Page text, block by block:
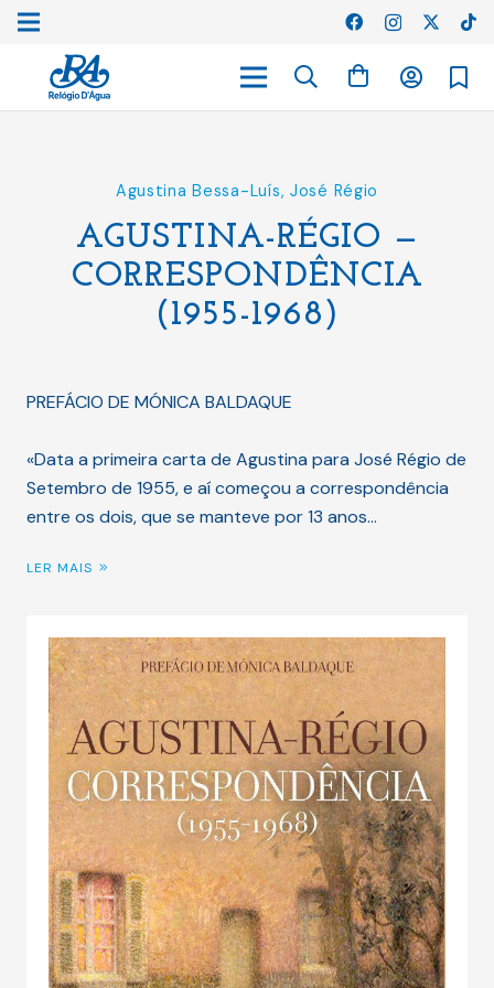
Agustina Bessa-Luís, José Régio
AGUSTINA-RÉGIO —
CORRESPONDÊNCIA
(1955-1968)
PREFÁCIO DE MÓNICA BALDAQUE
«Data a primeira carta de Agustina para José Régio de
Setembro de 1955, e aí começou a correspondência
entre os dois, que se manteve por 13 anos…
LER MAIS